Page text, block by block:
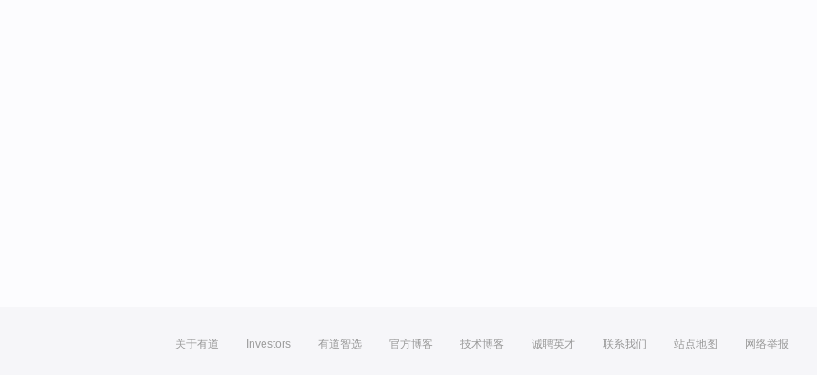
关于有道 Investors 有道智选 官方博客 技术博客 诚聘英才 联系我们 站点地图 网络举报